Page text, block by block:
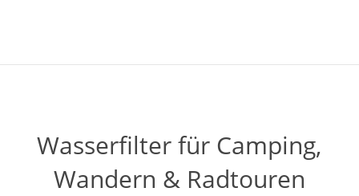
Wasserfilter für Camping,
Wandern & Radtouren